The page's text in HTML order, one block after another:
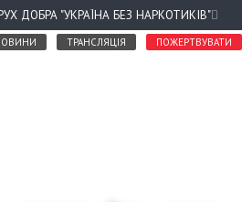
ДОБРА "УКРАЇНА БЕЗ НАРКОТИКІВ"
ТРАНСЛЯЦІЯ ПОЖЕРТВУВАТИ